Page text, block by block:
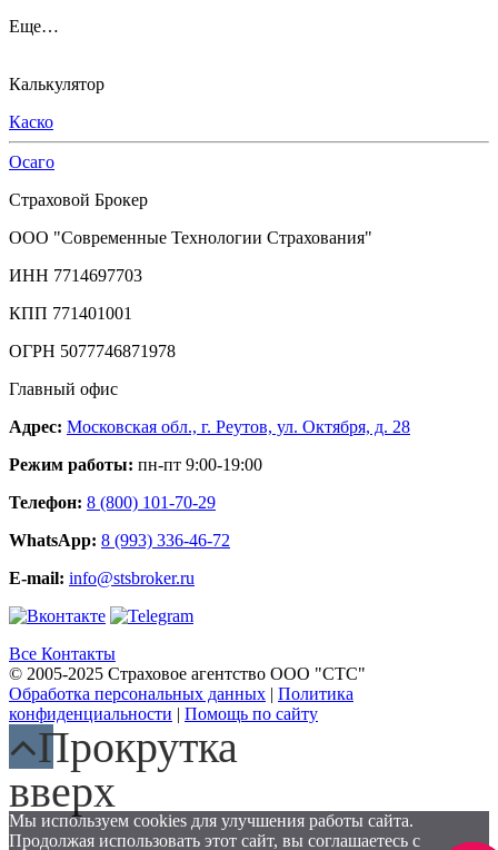
Еще…
Калькулятор
Каско
Осаго
Страховой Брокер
ООО "Современные Технологии Страхования"
ИНН 7714697703
КПП 771401001
ОГРН 5077746871978
Главный офис
Адрес: Московская обл., г. Реутов, ул. Октября, д. 28
Режим работы: пн-пт 9:00-19:00
Телефон: 8 (800) 101-70-29
WhatsApp: 8 (993) 336-46-72
E-mail: info@stsbroker.ru
Все Контакты
© 2005-2025 Страховое агентство ООО "СТС"
Обработка персональных данных
Политика
конфиденциальности
Помощь по сайту
Прокрутка
вверх
Мы используем cookies для улучшения работы сайта.
Продолжая использовать этот сайт, вы соглашаетесь с